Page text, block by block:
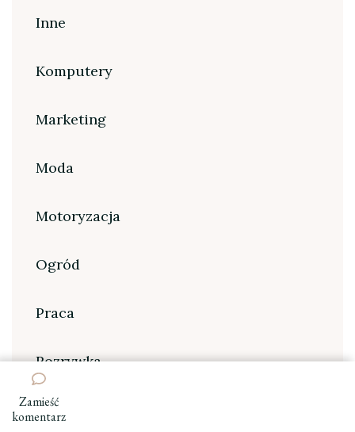
Zamieść
komentarzwe
Inne
Komputery
Marketing
Moda
Motoryzacja
Ogród
Praca
Rozrywka
Sport